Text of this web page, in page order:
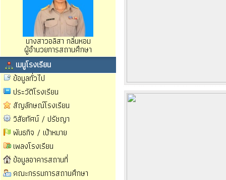
นางสาวอลิสา กลิ่นหอม
ผู้อำนวยการสถานศึกษา
เมนูโรงเรียน
ข้อมูลทั่วไป
ประวัติโรงเรียน
สัญลักษณ์โรงเรียน
วิสัยทัศน์ / ปรัชญา
พันธกิจ / เป้าหมาย
เพลงโรงเรียน
ข้อมูลอาคารสถานที่
คณะกรรมการสถานศึกษา